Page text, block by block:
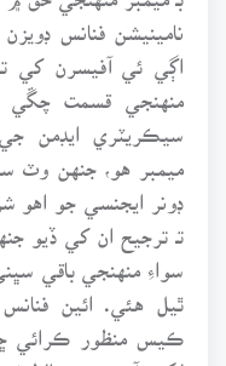
نامينيشن فنانس
اڳي ئي آفيسرن کي
منهنجي قسمت چڱي
سيڪريٽري ايڊمن
ميمبر هو، جنهن وٽ
ڊونر ايجنسي جو اهو
تـ ترجيح ان کي ڏيو
ٿيل هئي. ائين
ڪيس منظور ڪرائي
لکيو آهي تـ